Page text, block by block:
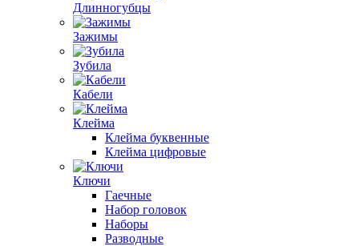
Длинногубцы
Зажимы
Зубила
Кабели
Клейма
Клейма буквенные
Клейма цифровые
Ключи
Гаечные
Набор головок
Наборы
Разводные